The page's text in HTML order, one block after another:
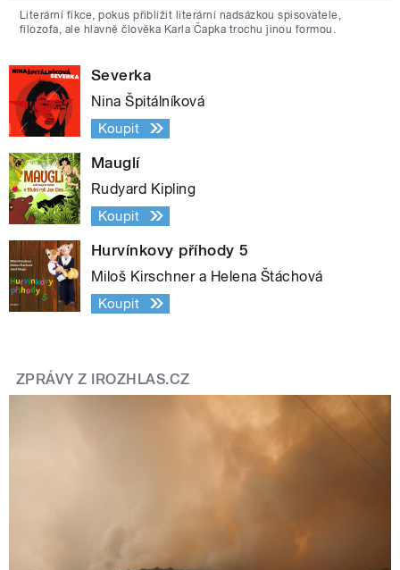
Literární fikce, pokus přiblížit literární nadsázkou spisovatele,
filozofa, ale hlavně člověka Karla Čapka trochu jinou formou.
Severka
Nina Špitálníková
Koupit
Mauglí
Rudyard Kipling
Koupit
Hurvínkovy příhody 5
Miloš Kirschner a Helena Štáchová
Koupit
ZPRÁVY Z IROZHLAS.CZ